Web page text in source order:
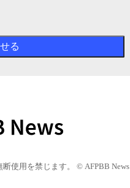
使用を禁じます。 © AFPBB News